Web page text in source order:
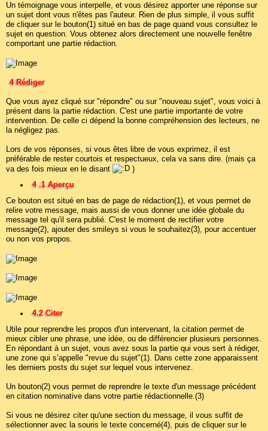
Un témoignage vous interpelle, et vous désirez apporter une réponse sur
un sujet dont vous n'êtes pas l'auteur. Rien de plus simple, il vous suffit
de cliquer sur le bouton(1) situé en bas de page quand vous consultez le
sujet en question. Vous obtenez alors directement une nouvelle fenêtre
comportant une partie rédaction.
4 Rédiger
Que vous ayez cliqué sur "répondre" ou sur "nouveau sujet", vous voici à
présent dans la partie rédaction. C'est une partie importante de votre
intervention. De celle ci dépend la bonne compréhension des lecteurs, ne
la négligez pas.
Lors de vos réponses, si vous êtes libre de vous exprimez, il est
préférable de rester courtois et respectueux, cela va sans dire. (mais ça
va des fois mieux en le disant
)
4 .1 Aperçu
Ce bouton est situé en bas de page de rédaction(1), et vous permet de
relire votre message, mais aussi de vous donner une idée globale du
message tel qu'il sera publié. C'est le moment de rectifier votre
message(2), ajouter des smileys si vous le souhaitez(3), pour accentuer
ou non vos propos.
4.2 Citer
Utile pour reprendre les propos d'un intervenant, la citation permet de
mieux cibler une phrase, une idée, ou de différencier plusieurs personnes.
En répondant à un sujet, vous avez sous la partie qui vous sert à rédiger,
une zone qui s’appelle "revue du sujet"(1). Dans cette zone apparaissent
les derniers posts du sujet sur lequel vous intervenez.
Un bouton(2) vous permet de reprendre le texte d'un message précédent
en citation nominative dans votre partie rédactionnelle.(3)
Si vous ne désirez citer qu'une section du message, il vous suffit de
sélectionner avec la souris le texte concerné(4), puis de cliquer sur le